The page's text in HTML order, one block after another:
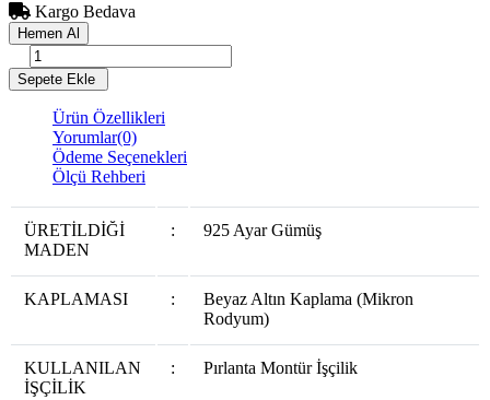
Kargo Bedava
Ürün Özellikleri
Yorumlar(0)
Ödeme Seçenekleri
Ölçü Rehberi
ÜRETİLDİĞİ
MADEN
: 925 Ayar Gümüş
KAPLAMASI :
Beyaz Altın Kaplama (Mikron
Rodyum)
KULLANILAN
İŞÇİLİK
: Pırlanta Montür İşçilik